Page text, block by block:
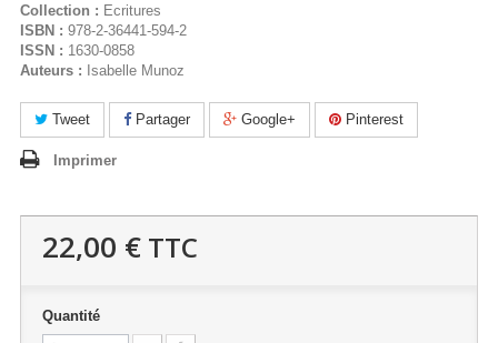
Collection : Ecritures
ISBN : 978-2-36441-594-2
ISSN : 1630-0858
Auteurs : Isabelle Munoz
Tweet Partager Google+ Pinterest
Imprimer
22,00 € TTC
Quantité